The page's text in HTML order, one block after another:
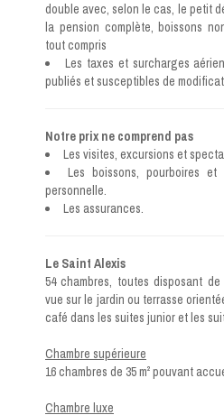
double avec, selon le cas, le petit
la pension complète, boissons
tout compris
Les taxes et surcharges
publiés et susceptibles de
Notre prix ne comprend pas
Les visites, excursions et
Les boissons, pourboires
personnelle.
Les assurances.
Le Saint Alexis
54 chambres, toutes disposant
vue sur le jardin ou terrasse
café dans les suites junior et les
Chambre supérieure
16 chambres de 35 m² pouvant
Chambre luxe